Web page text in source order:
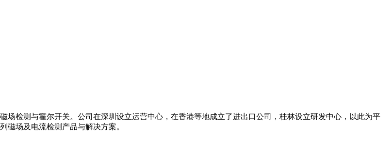
场检测与霍尔开关。公司在深圳设立运营中心，在香港等地成立了进出口公司，桂林设立研发中心，以此为平
磁场及电流检测产品与解决方案。